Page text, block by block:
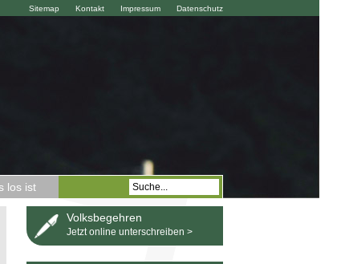
Datenschutz
Impressum
Kontakt
Sitemap
los ist
Volksbegehren
Jetzt online unterschreiben >